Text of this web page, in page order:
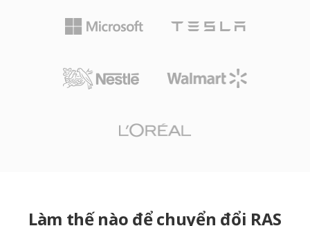
Làm thế nào để chuyển đổi RAS